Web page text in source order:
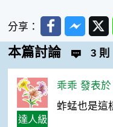
分享： FacebookMessenger
本篇討論 3 則
達人級
乖乖 發表
蚱蜢也是這